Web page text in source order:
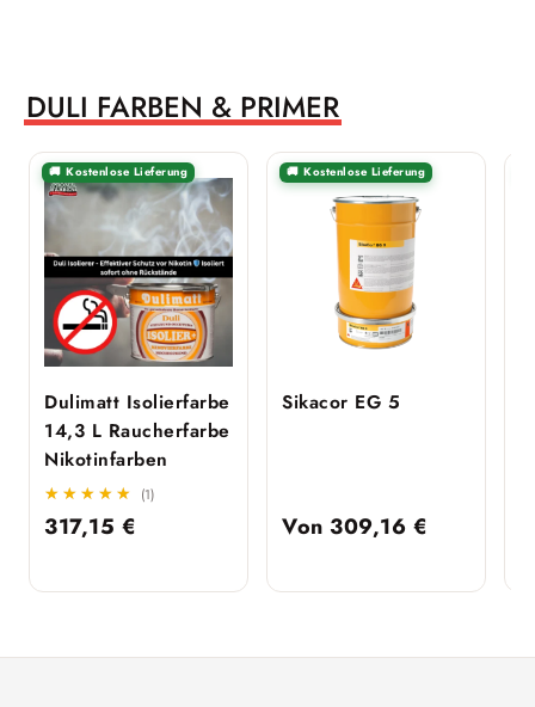
DULI FARBEN & PRIMER
🚚 Kostenlose Lieferung
Dulimatt Isolierfarbe
14,3 L Raucherfarbe
Nikotinfarben
★★★★★
★★★★★ (1)
317,15 €
🚚 Kostenlose Lieferung
Sikacor EG 5
Von 309,16 €